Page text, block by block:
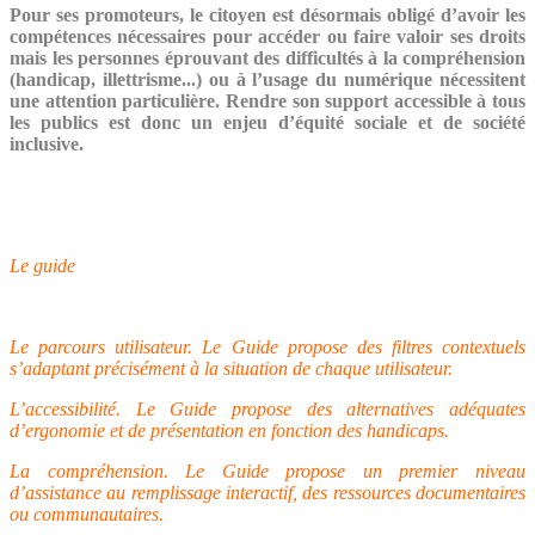
Pour ses promoteurs, le citoyen est désormais obligé d’avoir les
compétences nécessaires pour accéder ou faire valoir ses droits
mais les personnes éprouvant des difficultés à la compréhension
(handicap, illettrisme...) ou à l’usage du numérique nécessitent
une attention particulière. Rendre son support accessible à tous
les publics est donc un enjeu d’équité sociale et de société
inclusive.
Le guide
Le parcours utilisateur. Le Guide propose des filtres contextuels
s’adaptant précisément à la situation de chaque utilisateur.
L’accessibilité. Le Guide propose des alternatives adéquates
d’ergonomie et de présentation en fonction des handicaps.
La compréhension. Le Guide propose un premier niveau
d’assistance au remplissage interactif, des ressources documentaires
ou communautaires.